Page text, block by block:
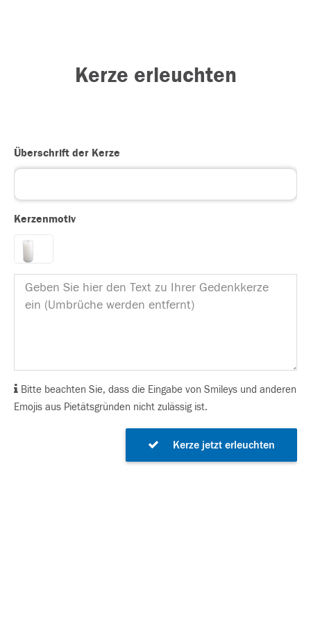
Kerze erleuchten
Überschrift der Kerze
Kerzenmotiv
Bitte beachten Sie, dass die Eingabe von Smileys und anderen
Emojis aus Pietätsgründen nicht zulässig ist.
Kerze jetzt erleuchten